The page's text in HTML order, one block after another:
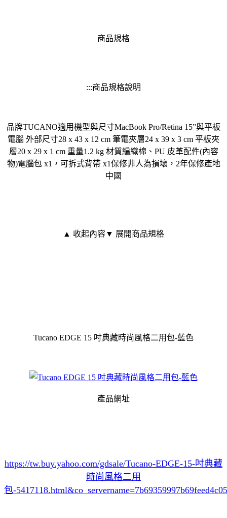
商品規格
:::商品規格說明
品牌TUCANO適用機型與尺寸MacBook Pro/Retina 15”與平板
電腦 外部尺寸28 x 43 x 12 cm 筆電夾層24 x 39 x 3 cm 平板夾
層20 x 29 x 1 cm 重量1.2 kg 材質編織棉、PU 皮革配件(內容
物)電腦包 x1，可拆式背帶 x1保修非人為損壞，2年保修產地
中國
▲ 收起內容▼ 展開商品規格
Tucano EDGE 15 吋典藏時尚風格二用包-藍色
產品網址
https://tw.buy.yahoo.com/gdsale/Tucano-EDGE-15-吋典藏
時尚風格二用
包-